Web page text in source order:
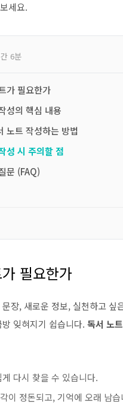
세요.
6분
가 필요한가
성의 핵심 내용
노트 작성하는 방법
성 시 주의할 점
문 (FAQ)
필요한가
장, 새로운 정보, 실천하고
잊혀지기 쉽습니다. 독서 노
다시 찾을 수 있습니다.
이 정돈되고, 기억에 오래 남습